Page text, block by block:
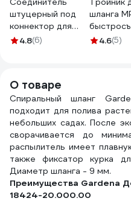
штуцерный под
коннектор для
садового шланга
4.8(6)
шланга
пластик/
4.6(5)
О товаре
Спиральный шланг
подходит для полива
небольших садах. После
сворачивается до
распылитель имеет
также фиксатор курка
Диаметр шланга - 9 мм.
Преимущества Gardena
18424-20.000.00